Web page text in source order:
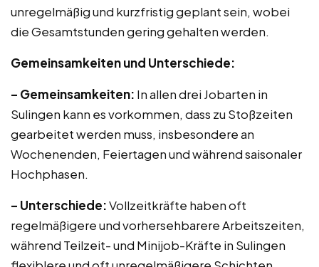
unregelmäßig und kurzfristig geplant sein, wobei
die Gesamtstunden gering gehalten werden.
Gemeinsamkeiten und Unterschiede:
– Gemeinsamkeiten: In allen drei Jobarten in
Sulingen kann es vorkommen, dass zu Stoßzeiten
gearbeitet werden muss, insbesondere an
Wochenenden, Feiertagen und während saisonaler
Hochphasen.
– Unterschiede:Vollzeitkräfte haben oft
regelmäßigere und vorhersehbarere Arbeitszeiten,
während Teilzeit- und Minijob-Kräfte in Sulingen